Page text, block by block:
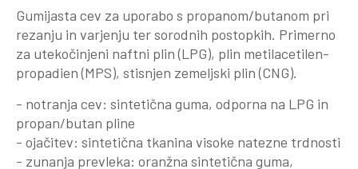
Gumijasta cev za uporabo s propanom/butanom pri
rezanju in varjenju ter sorodnih postopkih. Primerno
za utekočinjeni naftni plin (LPG), plin metilacetilen-
propadien (MPS), stisnjen zemeljski plin (CNG).
- notranja cev: sintetična guma, odporna na LPG in
propan/butan pline
- ojačitev: sintetična tkanina visoke natezne trdnosti
- zunanja prevleka: oranžna sintetična guma,